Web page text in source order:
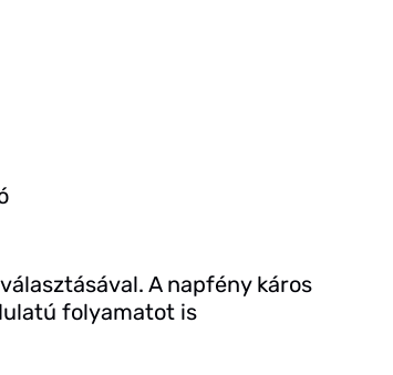
A napfény káros
folyamatot is